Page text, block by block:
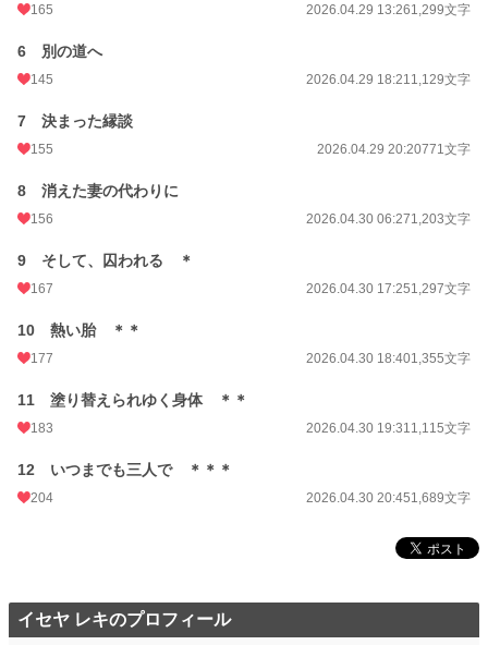
更新日時
初回公開日時 2026.04.28 12:51
初回完結日時
週間ポイント 834 pt (10,276 位)
74,581 pt (7,636 位)
165 2026.04.29 13:261,299文字
6 別の道へ
145 2026.04.29 18:211,129文字
7 決まった縁談
155 2026.04.29 20:20771文字
8 消えた妻の代わりに
156 2026.04.30 06:271,203文字
9 そして、囚われる ＊
167 2026.04.30 17:251,297文字
10 熱い胎 ＊＊
177 2026.04.30 18:401,355文字
11 塗り替えられゆく身体 ＊＊
183 2026.04.30 19:311,115文字
12 いつまでも三人で ＊＊＊
204 2026.04.30 20:451,689文字
イセヤ レキのプロフィール